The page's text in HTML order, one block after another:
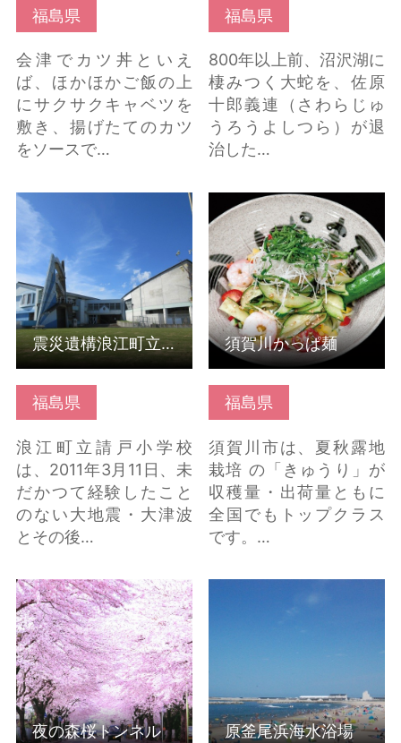
福島県
会津でカツ丼といえ
ば、ほかほかご飯の上
にサクサクキャベツを
敷き、揚げたてのカツ
をソースで…
福島県
800年以上前、沼沢湖に
棲みつく大蛇を、佐原
十郎義連（さわらじゅ
うろうよしつら）が退
治した…
福島県
浪江町立請戸小学校
は、2011年3月11日、未
だかつて経験したこと
のない大地震・大津波
とその後…
震災遺構浪江町立請戸
小学校 の詳細はこちら
震災遺構浪江町立請戸小学校
福島県
須賀川市は、夏秋露地
栽培 の「きゅうり」が
収穫量・出荷量ともに
全国でもトップクラス
です。…
須賀川かっぱ麺 の詳細
はこちら
須賀川かっぱ麺
夜の森桜トンネル の詳
細はこちら
夜の森桜トンネル
細はこちら
原釜尾浜海水浴場